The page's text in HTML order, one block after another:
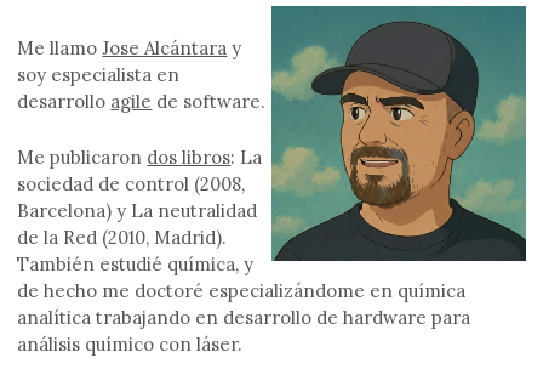
Me llamoJose Alcántara y
soy especialista en
desarrollo agile de software.
Me publicaron dos libros: La
sociedad de control (2008,
Barcelona) y La neutralidad
de la Red (2010, Madrid).
También estudié química, y
de hecho me doctoré especializándome en química
analítica trabajando en desarrollo de hardware para
análisis químico con láser.